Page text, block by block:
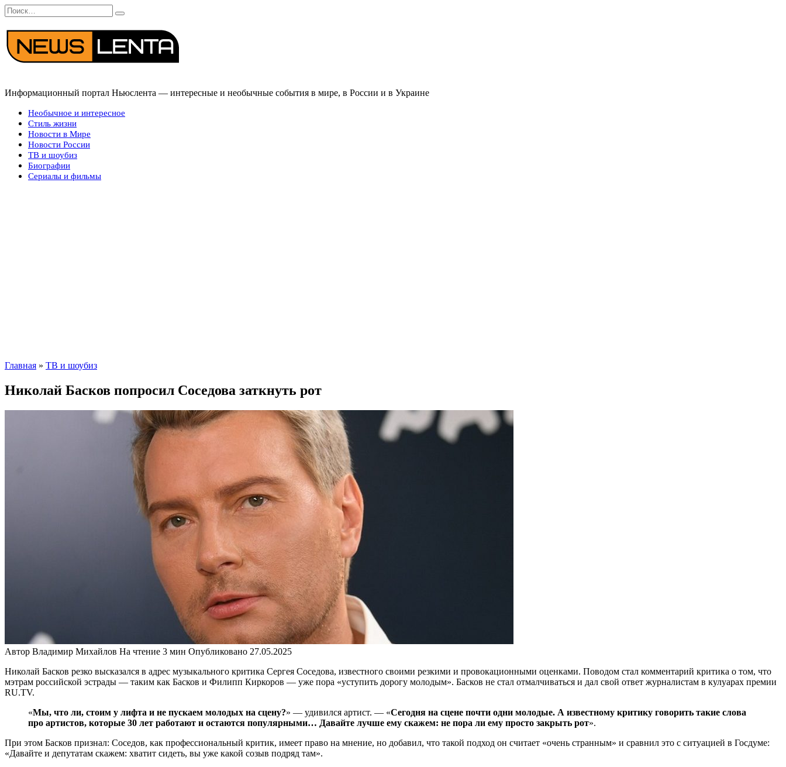
Перейти
к
содержанию
Search
for:
Информационный портал Ньюслента — интересные и необычные события в мире, в России и в Украине
Необычное и интересное
Стиль жизни
Новости в Мире
Новости России
ТВ и шоубиз
Биографии
Сериалы и фильмы
Главная » ТВ и шоубиз
Николай Басков попросил Соседова заткнуть рот
Автор Владимир Михайлов На чтение 3 мин Опубликовано 27.05.2025
Николай Басков резко высказался в адрес музыкального критика Сергея Соседова, известного своими резкими и провокационными оценками. Поводом стал комментарий критика о том, что
мэтрам российской эстрады — таким как Басков и Филипп Киркоров — уже пора «уступить дорогу молодым». Басков не стал отмалчиваться и дал свой ответ журналистам в кулуарах премии
RU.TV.
«Мы, что ли, стоим у лифта и не пускаем молодых на сцену?» — удивился артист. — «Сегодня на сцене почти одни молодые. А известному критику говорить такие слова
про артистов, которые 30 лет работают и остаются популярными… Давайте лучше ему скажем: не пора ли ему просто закрыть рот».
При этом Басков признал: Соседов, как профессиональный критик, имеет право на мнение, но добавил, что такой подход он считает «очень странным» и сравнил это с ситуацией в Госдуме:
«Давайте и депутатам скажем: хватит сидеть, вы уже какой созыв подряд там».